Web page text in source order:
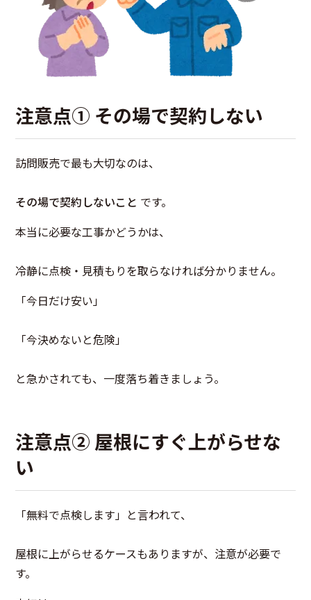
注意点① その場で契約しない
訪問販売で最も大切なのは、
その場で契約しないこと です。
本当に必要な工事かどうかは、
冷静に点検・見積もりを取らなければ分かりません。
「今日だけ安い」
「今決めないと危険」
と急かされても、一度落ち着きましょう。
注意点② 屋根にすぐ上がらせな
い
「無料で点検します」と言われて、
屋根に上がらせるケースもありますが、注意が必要で
す。